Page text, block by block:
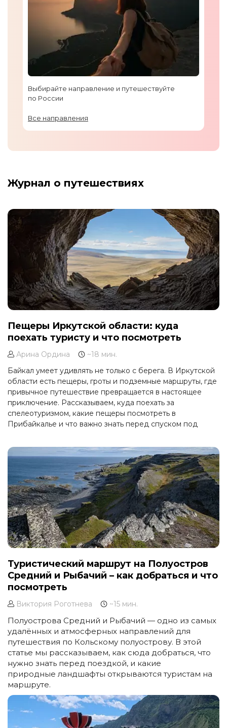
Выбирайте направление и путешествуйте
по России
Все направления
Журнал о путешествиях
Пещеры Иркутской области: куда
поехать туристу и что посмотреть
Арина Ордина
~18 мин.
Байкал умеет удивлять не только с берега. В Иркутской
области есть пещеры, гроты и подземные маршруты, где
привычное путешествие превращается в настоящее
приключение. Рассказываем, куда поехать за
спелеотуризмом, какие пещеры посмотреть в
Прибайкалье и что важно знать перед спуском под
Туристический маршрут на Полуостров
Средний и Рыбачий – как добраться и что
посмотреть
Виктория Роготнева ~15 мин.
Полуострова Средний и Рыбачий — одно из самых
удалённых и атмосферных направлений для
путешествия по Кольскому полуострову. В этой
статье мы рассказываем, как сюда добраться, что
нужно знать перед поездкой, и какие
природные ландшафты открываются туристам на
маршруте.